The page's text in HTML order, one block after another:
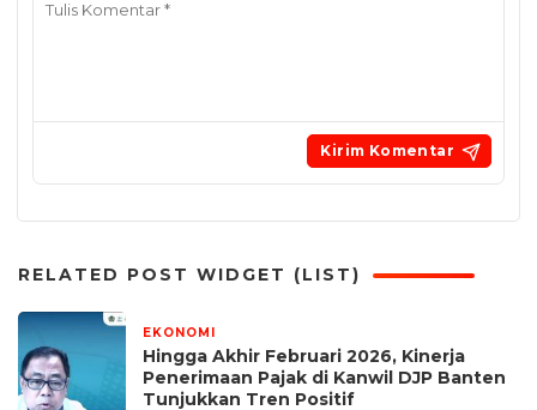
RELATED POST WIDGET (LIST)
EKONOMI
Hingga Akhir Februari 2026, Kinerja
Penerimaan Pajak di Kanwil DJP Banten
Tunjukkan Tren Positif